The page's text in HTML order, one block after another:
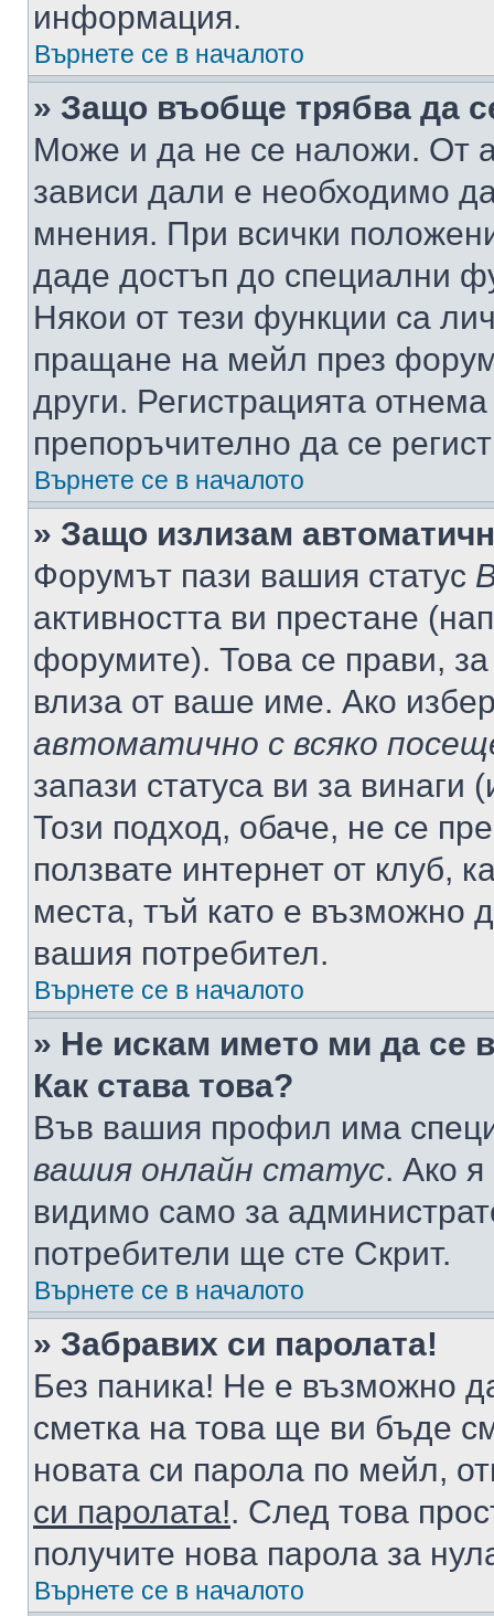
информация.
Върнете се в началото
» Защо въобще трябва да
Може и да не се наложи. От
зависи дали е необходимо
мнения. При всички
даде достъп до специални
Някои от тези функции са
пращане на мейл през
други. Регистрацията
препоръчително да се
Върнете се в началото
» Защо излизам
Форумът пази вашия статус
активността ви престане
форумите). Това се прави,
влиза от ваше име. Ако
автоматично с всяко
запази статуса ви за винаги
Този подход, обаче, не се
ползвате интернет от клуб,
места, тъй като е възможно
вашия потребител.
Върнете се в началото
» Не искам името ми да се
Как става това?
Във вашия профил има
вашия онлайн статус. Ако
видимо само за
потребители ще сте Скрит.
Върнете се в началото
» Забравих си паролата!
Без паника! Не е възможно
сметка на това ще ви бъде
новата си парола по мейл,
си паролата!. След това
получите нова парола за
Върнете се в началото